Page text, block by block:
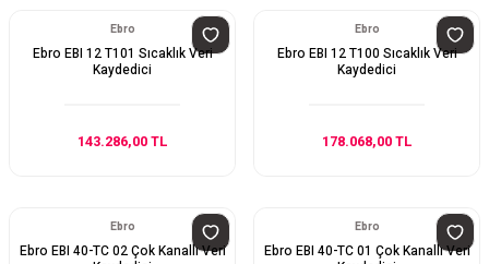
Ebro
Ebro EBI 12 T101 Sıcaklık Veri
Kaydedici
143.286,00 TL
Ebro
Ebro EBI 12 T100 Sıcaklık Veri
Kaydedici
178.068,00 TL
Ebro
Ebro EBI 40-TC 02 Çok Kanallı Veri
Ebro
Ebro EBI 40-TC 01 Çok Kanallı Veri